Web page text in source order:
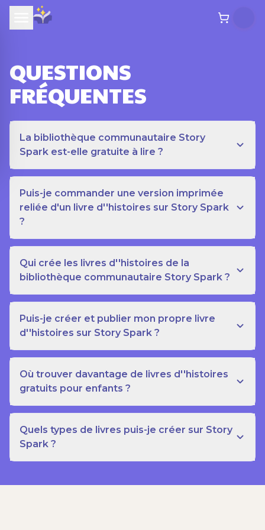
QUESTIONS
FRÉQUENTES
La bibliothèque communautaire Story
Spark est-elle gratuite à lire ?
Puis-je commander une version imprimée
reliée d'un livre d''histoires sur Story Spark
?
Qui crée les livres d''histoires de la
bibliothèque communautaire Story Spark ?
Puis-je créer et publier mon propre livre
d''histoires sur Story Spark ?
Où trouver davantage de livres d''histoires
gratuits pour enfants ?
Quels types de livres puis-je créer sur Story
Spark ?